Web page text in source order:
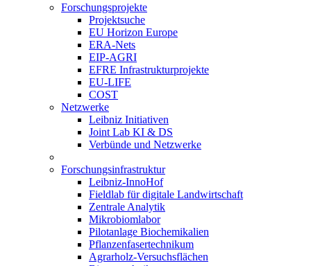
Forschungsprojekte
Projektsuche
EU Horizon Europe
ERA-Nets
EIP-AGRI
EFRE Infrastrukturprojekte
EU-LIFE
COST
Netzwerke
Leibniz Initiativen
Joint Lab KI & DS
Verbünde und Netzwerke
Forschungsinfrastruktur
Leibniz-InnoHof
Fieldlab für digitale Landwirtschaft
Zentrale Analytik
Mikrobiomlabor
Pilotanlage Biochemikalien
Pflanzenfasertechnikum
Agrarholz-Versuchsflächen